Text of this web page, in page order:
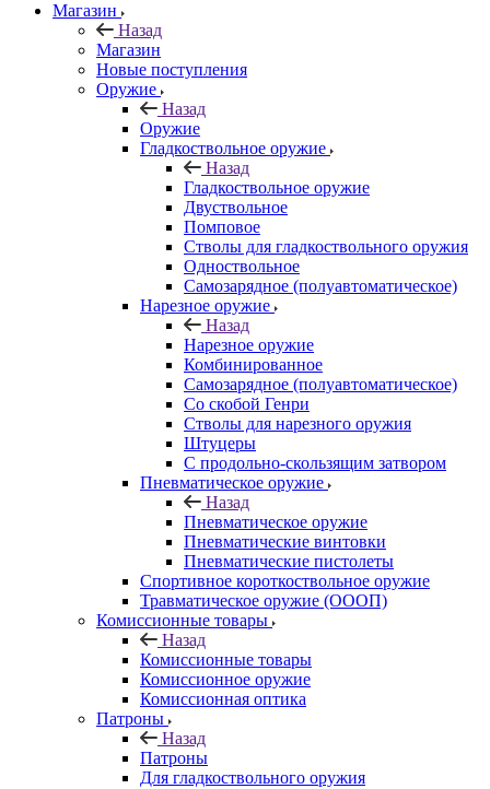
Магазин
Назад
Магазин
Новые поступления
Оружие
Назад
Оружие
Гладкоствольное оружие
Назад
Гладкоствольное оружие
Двуствольное
Помповое
Стволы для гладкоствольного оружия
Одноствольное
Самозарядное (полуавтоматическое)
Нарезное оружие
Назад
Нарезное оружие
Комбинированное
Самозарядное (полуавтоматическое)
Со скобой Генри
Стволы для нарезного оружия
Штуцеры
С продольно-скользящим затвором
Пневматическое оружие
Назад
Пневматическое оружие
Пневматические винтовки
Пневматические пистолеты
Спортивное короткоствольное оружие
Травматическое оружие (ОООП)
Комиссионные товары
Назад
Комиссионные товары
Комиссионное оружие
Комиссионная оптика
Патроны
Назад
Патроны
Для гладкоствольного оружия